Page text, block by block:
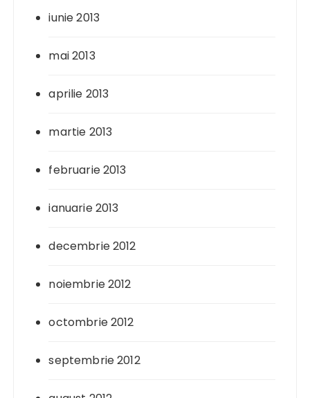
iunie 2013
mai 2013
aprilie 2013
martie 2013
februarie 2013
ianuarie 2013
decembrie 2012
noiembrie 2012
octombrie 2012
septembrie 2012